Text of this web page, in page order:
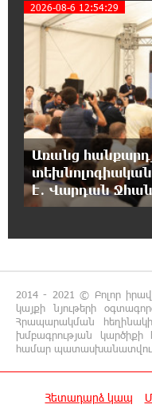
17:07:39 7-08-
Նարեկ
16:57:42 7-08-
մաս 3
16:50:26 7-08-
անել
մաս 2
16:26:52 7-08-
2026-08-6 12:54:29
Առանց
է․ Վարդան
2014 - 2021 © Բոլոր
կայքի նյութերի
Հրապարակման
խմբագրության կարծիքի
համար
Հետադարձ կապ